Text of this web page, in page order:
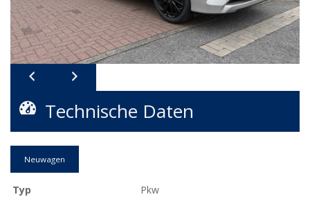
Technische Daten
Neuwagen
Typ
Pkw